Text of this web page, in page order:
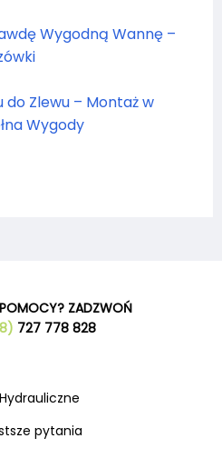
Wygodną Wannę –
do Zlewu – Montaż w
Wygody
POMOCY? ZADZWOŃ
727 778 828
pytania